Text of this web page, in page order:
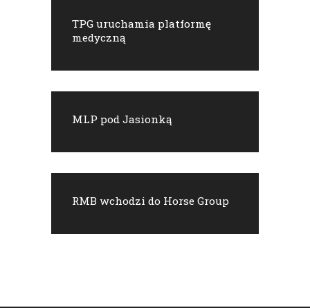
TPG uruchamia platformę
medyczną
MLP pod Jasionką
RMB wchodzi do Horse Group